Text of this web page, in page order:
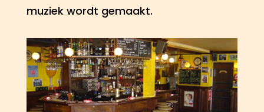
muziek wordt gemaakt.